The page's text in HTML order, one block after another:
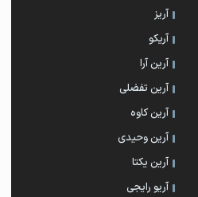
آریز
آریکو
آرین آرا
آرین تفضلی
آرین کاوه
آرین وحیدی
آرین یکتا
آریو رایجی